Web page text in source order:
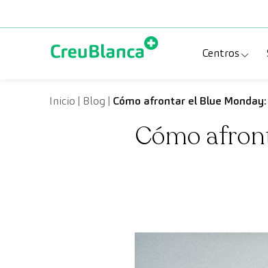
Centros
Clínica
Centros
Inicio | Blog | Cómo afrontar el Blue
Cómo